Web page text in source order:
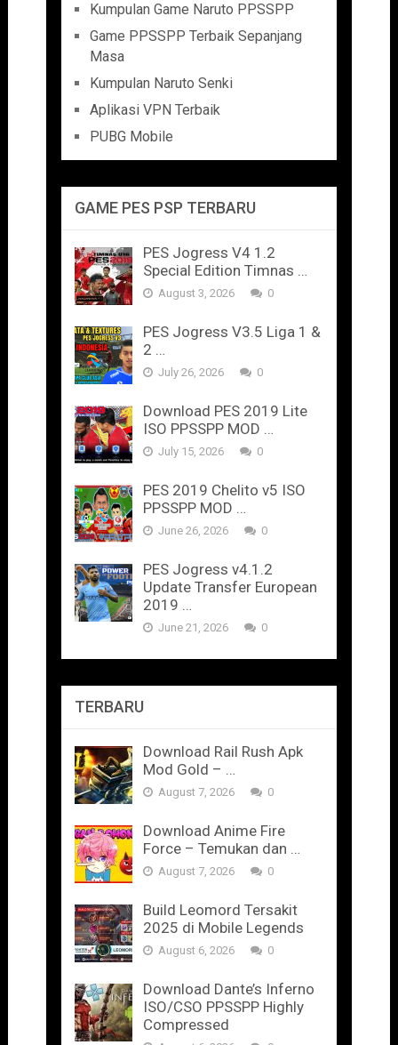
Kumpulan Game Naruto PPSSPP
Game PPSSPP Terbaik Sepanjang
Masa
Kumpulan Naruto Senki
Aplikasi VPN Terbaik
PUBG Mobile
GAME PES PSP TERBARU
PES Jogress V4 1.2
Special Edition Timnas …
August 3, 2026 0
PES Jogress V3.5 Liga 1 &
2 …
July 26, 2026 0
Download PES 2019 Lite
ISO PPSSPP MOD …
July 15, 2026 0
PES 2019 Chelito v5 ISO
PPSSPP MOD …
June 26, 2026 0
PES Jogress v4.1.2
Update Transfer European
2019 …
June 21, 2026 0
TERBARU
Download Rail Rush Apk
Mod Gold – …
August 7, 2026 0
Download Anime Fire
Force – Temukan dan …
August 7, 2026 0
Build Leomord Tersakit
2025 di Mobile Legends
August 6, 2026 0
Download Dante’s Inferno
ISO/CSO PPSSPP Highly
Compressed